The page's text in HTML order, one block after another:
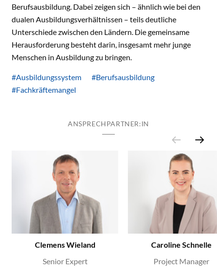
Berufsausbildung. Dabei zeigen sich – ähnlich wie bei den
dualen Ausbildungsverhältnissen – teils deutliche
Unterschiede zwischen den Ländern. Die gemeinsame
Herausforderung besteht darin, insgesamt mehr junge
Menschen in Ausbildung zu bringen.
#Ausbildungssystem
#Berufsausbildung
#Fachkräftemangel
ANSPRECHPARTNER:IN
Clemens Wieland
Senior Expert
Caroline Schnelle
Project Manager